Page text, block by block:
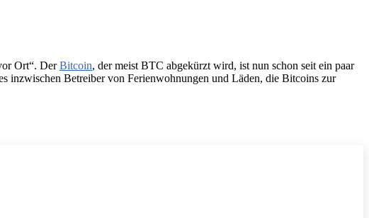
Ort“. DerBitcoin, der meist BTC abgekürzt wird, ist nun schon seit ein paar
inzwischen Betreiber von Ferienwohnungen und Läden, die Bitcoins zur